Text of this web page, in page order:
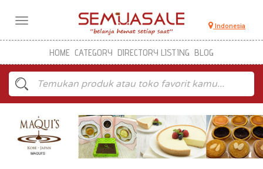
Toggle
Indonesia
HOME CATEGORY DIRECTORY LISTING BLOG